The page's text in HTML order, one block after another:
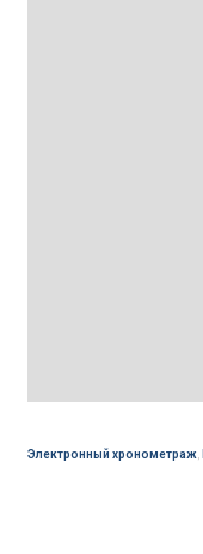
Электронный хронометраж,